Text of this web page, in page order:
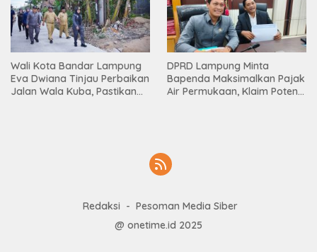
Wali Kota Bandar Lampung
Eva Dwiana Tinjau Perbaikan
Jalan Wala Kuba, Pastikan
DPRD Lampung Minta
Bapenda Maksimalkan Pajak
Air Permukaan, Klaim Potensi
Redaksi
Pesoman Media Siber
@ onetime.id 2025